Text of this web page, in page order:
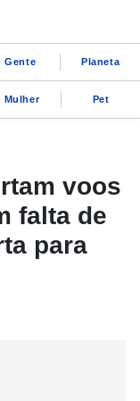
Gente Planeta
Mulher Pet
voos
falta de
para